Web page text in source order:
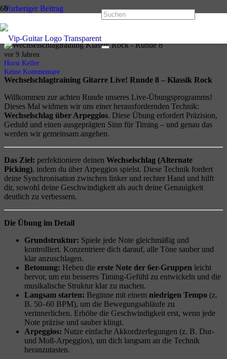
Vorheriger Beitrag
Wechselschlagtraining Runde 7 – Klassik Rock
Nächster Beitrag
Wechselschlagtraining Runde 9 – Klassik Rock
vor 9 Jahren
Horst Keller
Keine Kommentare
Wechselschlagtraining Gitarre Live! Runde 8 – Klassik Rock
Willkommen zur achten Runde unseres Live-Übungsprogramms!
Dieses Mal widmen wir uns einer herausfordernden Technik:
Wechselschlag über Arpeggios. Diese Übung erfordert Präzision,
Geduld und einen ausgeprägten Sinn für Timing – und genau das
werden wir gemeinsam angehen.
Das Ziel: perfektioniere deinen Wechselschlag (Alternate
Picking), indem du über Arpeggios spielst. Diese Technik fordert
deine Synchronisation zwischen linker und rechter Hand und hilft
dir, sowohl deine Geschwindigkeit als auch deine Genauigkeit
deutlich zu verbessern.
Die Übung im Detail
Grundstruktur: Spiele jede Note gleichmäßig und
kontrolliert. Konzentriere dich darauf, alle Töne sauber und
klar anzuschlagen.
Betonung: Heben die erste Note der 6er-Gruppen leicht
hervor, um ein besseres Timing-Gefühl zu entwickeln und die
musikalische Struktur klar zu machen.
Langsam starten: Beginne mit einem niedrigen Tempo (z.
B. 50–60 BPM), um die Bewegungsabläufe zu
verinnerlichen. Erhöhe die Geschwindigkeit erst, wenn jede
Note präzise und sauber klingt.
Arpeggios: Nutze einfache Akkordzerlegungen (z. B. Dur-
und Moll-Arpeggios), um dich langsam an die Technik
heranzutasten.